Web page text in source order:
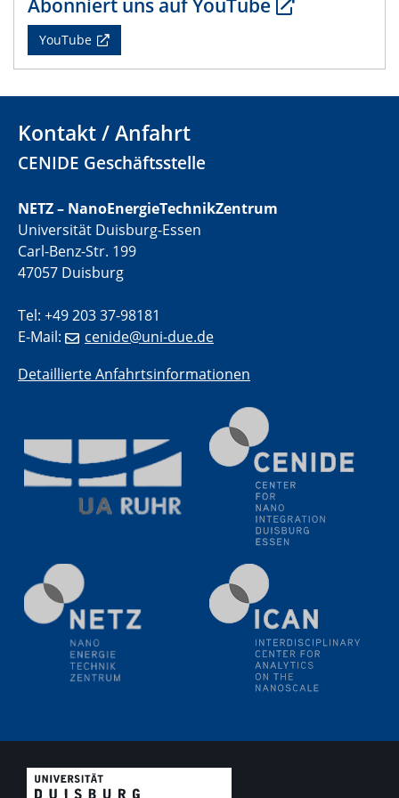
CENIDE Mitgliederversammlung
22.05.2024
29.05.2024
Physikalisches Kolloquium
SFB 1242 Kolloquium
05.06.2024
GDCh Kolloquium
Antrittsvorlesung
10.06.2024
SFB/TRR 270 Kolloquium
Bundesanstalt für Materialforschung und -prüfung
SFB 1242 Kolloquium
"Transient core-hole screening in photoexcited ZnO
investigated by time-resolved X-ray absorption
spectroscopy"
GDCh Kolloquium
Festkolloquium Verleihung des Zellner-
Wissenschaftspreises Preisträgerin: Dr. Viktorija
Glembockyté Ludwig-Maximilians-Universität München
12.06.2024
13.06.2024
Abonniert uns auf YouTube
YouTube
Kontakt / Anfahrt
CENIDE Geschäftsstelle
NETZ – NanoEnergieTechnikZentrum
Universität Duisburg-Essen
Carl-Benz-Str. 199
47057 Duisburg
Tel: +49 203 37-98181
E-Mail:
cenide@uni-due.de
Detaillierte Anfahrtsinformationen